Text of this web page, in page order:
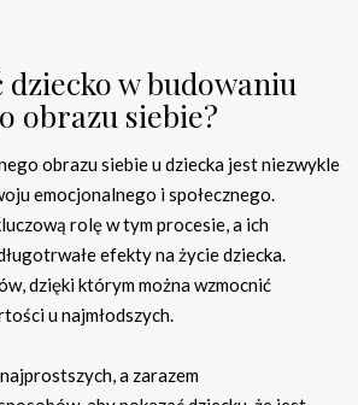
dziecko w budowaniu
obrazu siebie?
obrazu siebie u dziecka jest niezwykle
emocjonalnego i społecznego.
rolę w tym procesie, a ich
efekty na życie dziecka.
dzięki którym można wzmocnić
u najmłodszych.
a zarazem